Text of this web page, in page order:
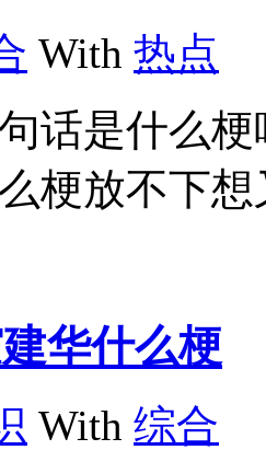
With 热点
话是什么
梗放不下
华什么梗
With 综合